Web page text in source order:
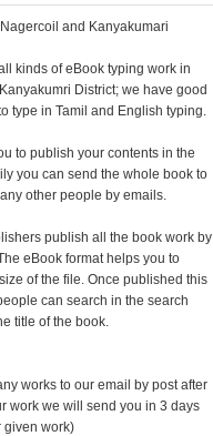
and Kanyakumari
kinds of eBook typing work in
District; we have good
type in Tamil and English typing.
to publish your contents in the
you can send the whole book to
other people by emails.
publish all the book work by
eBook format helps you to
of the file. Once published this
can search in the search
title of the book.
works to our email by post after
work we will send you in 3 days
given work)